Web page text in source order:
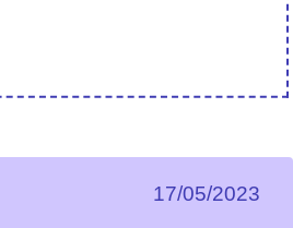
17/05/2023